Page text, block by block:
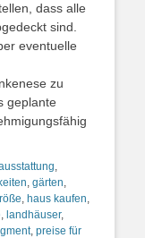
dass alle
sind.
eventuelle
zu
geplante
,
, gärten,
, haus kaufen,
, landhäuser,
, preise für